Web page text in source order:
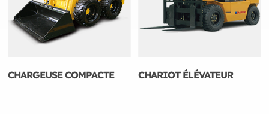
CHARGEUSE COMPACTE CHARIOT ÉLÉVATEUR